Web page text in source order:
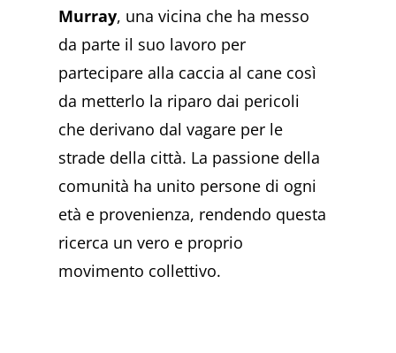
Murray, una vicina che ha messo
da parte il suo lavoro per
partecipare alla caccia al cane così
da metterlo la riparo dai pericoli
che derivano dal vagare per le
strade della città. La passione della
comunità ha unito persone di ogni
età e provenienza, rendendo questa
ricerca un vero e proprio
movimento collettivo.